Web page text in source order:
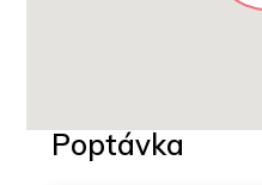
Poptávka